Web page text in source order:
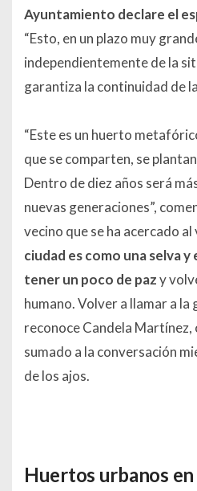
Ayuntamiento declare el
“Esto, en un plazo muy
independientemente de la
garantiza la continuidad de
“Este es un huerto
que se comparten, se
Dentro de diez años será
nuevas generaciones”,
vecino que se ha acercado
ciudad es como una selva
tener un poco de pazy
humano. Volver a llamar a la
reconoce Candela Martínez,
sumado a la conversación
de los ajos.
Huertos urbanos